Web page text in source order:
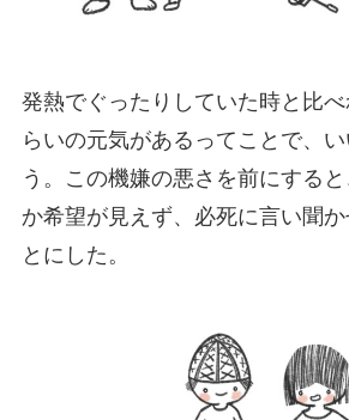
発熱でぐったりしていた時と比べ
らいの元気があるってことで、
う。この機嫌の悪さを前にする
か希望が見えず、必死に言い聞
とにした。